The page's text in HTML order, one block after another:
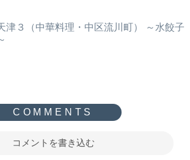
津３（中華料理・中区流川町） ～水餃子
コメントを書き込む